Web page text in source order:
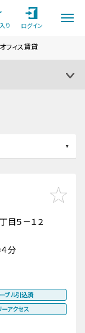
り
ログイン
フィス賃貸
目５－１２
分
ブル引込済
ーアクセス